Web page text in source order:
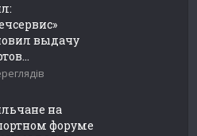
выдачу
на
форуме